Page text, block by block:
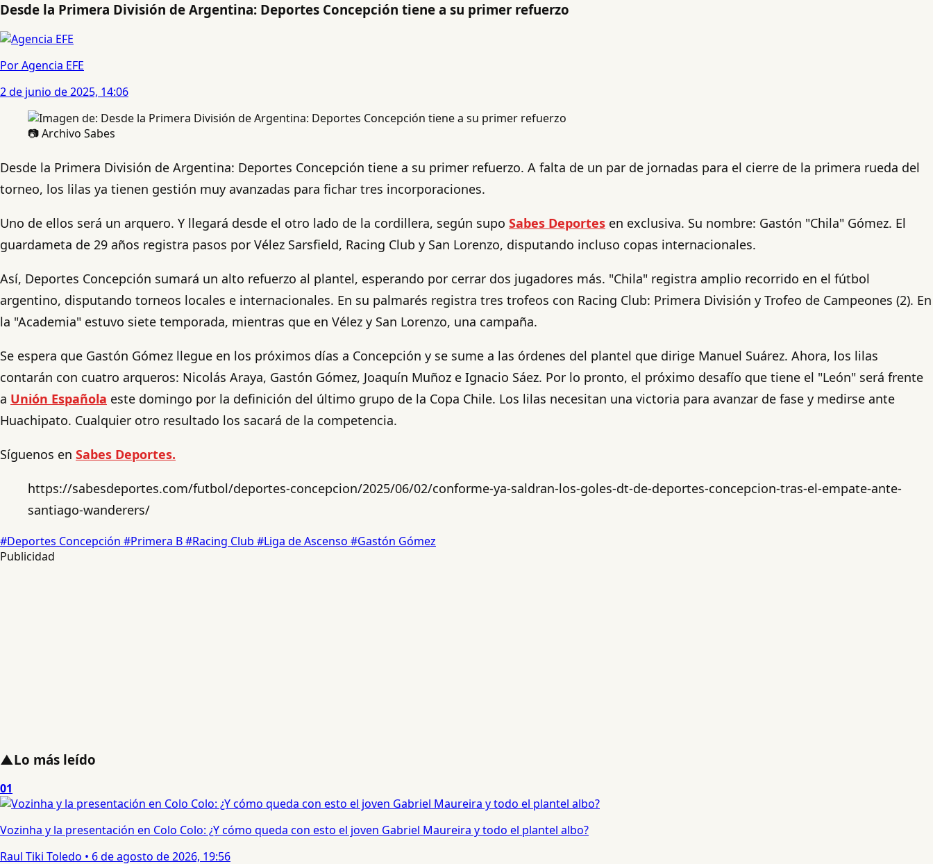
Desde la Primera División de Argentina: Deportes Concepción tiene a su primer refuerzo
Por Agencia EFE
2 de junio de 2025, 14:06
📷 Archivo Sabes
Desde la Primera División de Argentina: Deportes Concepción tiene a su primer refuerzo. A falta de un par de jornadas para el cierre de la primera rueda del
torneo, los lilas ya tienen gestión muy avanzadas para fichar tres incorporaciones.
Uno de ellos será un arquero. Y llegará desde el otro lado de la cordillera, según supo Sabes Deportes en exclusiva. Su nombre: Gastón "Chila" Gómez. El
guardameta de 29 años registra pasos por Vélez Sarsfield, Racing Club y San Lorenzo, disputando incluso copas internacionales.
Así, Deportes Concepción sumará un alto refuerzo al plantel, esperando por cerrar dos jugadores más. "Chila" registra amplio recorrido en el fútbol
argentino, disputando torneos locales e internacionales. En su palmarés registra tres trofeos con Racing Club: Primera División y Trofeo de Campeones (2). En
la "Academia" estuvo siete temporada, mientras que en Vélez y San Lorenzo, una campaña.
Se espera que Gastón Gómez llegue en los próximos días a Concepción y se sume a las órdenes del plantel que dirige Manuel Suárez. Ahora, los lilas
contarán con cuatro arqueros: Nicolás Araya, Gastón Gómez, Joaquín Muñoz e Ignacio Sáez. Por lo pronto, el próximo desafío que tiene el "León" será frente
a Unión Española este domingo por la definición del último grupo de la Copa Chile. Los lilas necesitan una victoria para avanzar de fase y medirse ante
Huachipato. Cualquier otro resultado los sacará de la competencia.
Síguenos en Sabes Deportes.
https://sabesdeportes.com/futbol/deportes-concepcion/2025/06/02/conforme-ya-saldran-los-goles-dt-de-deportes-concepcion-tras-el-empate-ante-
santiago-wanderers/
#Deportes Concepción #Primera B#Racing Club #Liga de Ascenso #Gastón Gómez
Publicidad
▲Lo más leído
01
Vozinha y la presentación en Colo Colo: ¿Y cómo queda con esto el joven Gabriel Maureira y todo el plantel albo?
Raul Tiki Toledo • 6 de agosto de 2026, 19:56